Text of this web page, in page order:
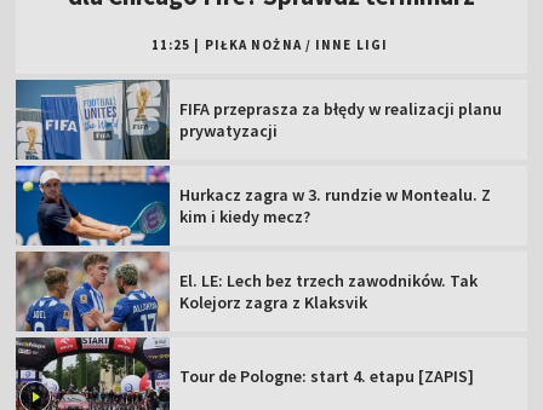
11:25 PIŁKA NOŻNA / INNE LIGI
FIFA przeprasza za błędy w realizacji planu
prywatyzacji
Hurkacz zagra w 3. rundzie w Montealu. Z
kim i kiedy mecz?
El. LE: Lech bez trzech zawodników. Tak
Kolejorz zagra z Klaksvik
Tour de Pologne: start 4. etapu [ZAPIS]